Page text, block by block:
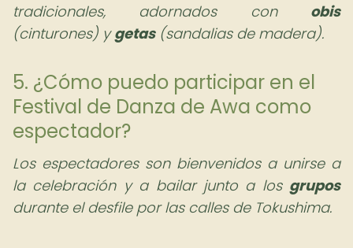
tradicionales, adornados con obis
(cinturones) ygetas(sandalias de madera).
5. ¿Cómo puedo participar en el
Festival de Danza de Awa como
espectador?
Los espectadores son bienvenidos a unirse a
la celebración y a bailar junto a los grupos
durante el desfile por las calles de Tokushima.